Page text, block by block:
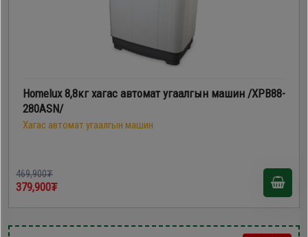
Homelux 8,8кг хагас автомат угаалгын машин /XPB88-
280ASN/
Хагас автомат угаалгын машин
469,900₮
379,900₮